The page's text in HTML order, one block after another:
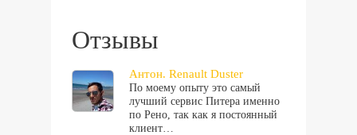
Отзывы
Антон. Renault Duster
По моему опыту это самый
лучший сервис Питера именно
по Рено, так как я постоянный
клиент…